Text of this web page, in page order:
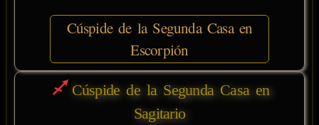
Cúspide de la Segunda Casa en
Escorpión
Cúspide de la Segunda Casa en
Sagitario